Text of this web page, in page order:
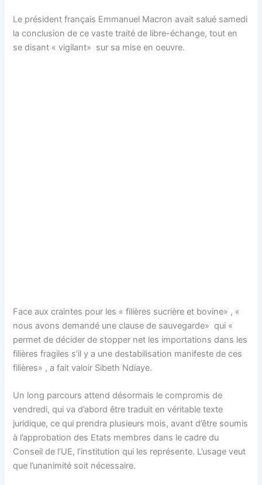
Le président français Emmanuel Macron avait salué samedi
la conclusion de ce vaste traité de libre-échange, tout en
se disant « vigilant» sur sa mise en oeuvre.
Face aux craintes pour les « filières sucrière et bovine» , «
nous avons demandé une clause de sauvegarde» qui «
permet de décider de stopper net les importations dans les
filières fragiles s’il y a une destabilisation manifeste de ces
filières» , a fait valoir Sibeth Ndiaye.
Un long parcours attend désormais le compromis de
vendredi, qui va d’abord être traduit en véritable texte
juridique, ce qui prendra plusieurs mois, avant d’être soumis
à l’approbation des Etats membres dans le cadre du
Conseil de l’UE, l’institution qui les représente. L’usage veut
que l’unanimité soit nécessaire.